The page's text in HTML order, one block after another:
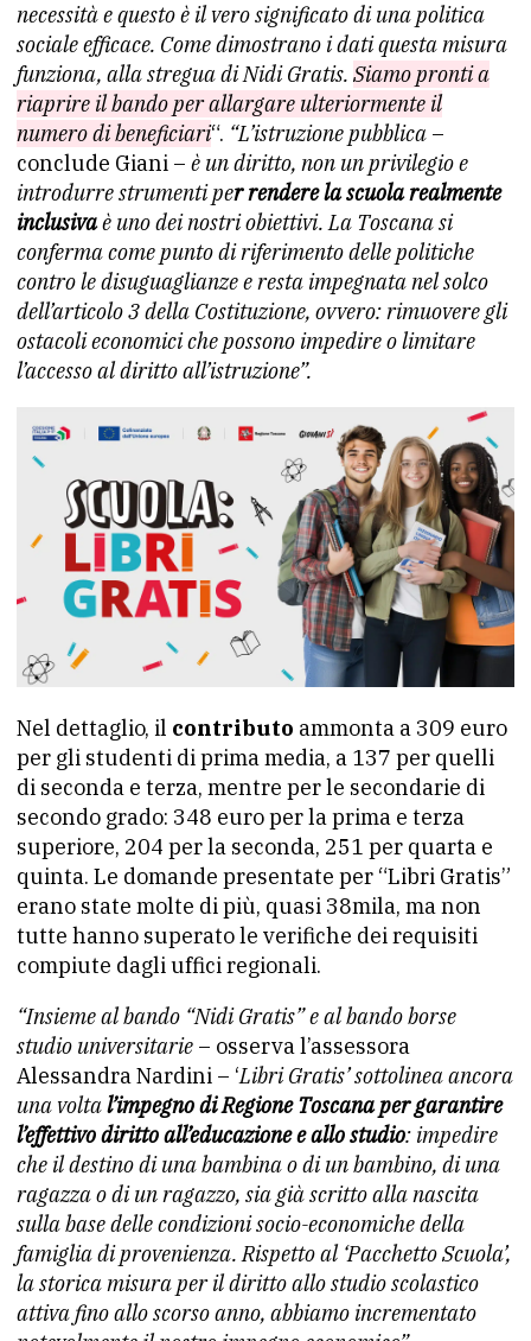
necessità e questo è il vero significato di una politica
sociale efficace. Come dimostrano i dati questa misura
funziona, alla stregua di Nidi Gratis. Siamo pronti a
riaprire il bando per allargare ulteriormente il
numero di beneficiari“. “L’istruzione pubblica –
conclude Giani – è un diritto, non un privilegio e
introdurre strumenti per rendere la scuola realmente
inclusivaè uno dei nostri obiettivi. La Toscana si
conferma come punto di riferimento delle politiche
contro le disuguaglianze e resta impegnata nel solco
dell’articolo 3 della Costituzione, ovvero: rimuovere gli
ostacoli economici che possono impedire o limitare
l’accesso al diritto all’istruzione”.
Nel dettaglio, il contributo ammonta a 309 euro
per gli studenti di prima media, a 137 per quelli
di seconda e terza, mentre per le secondarie di
secondo grado: 348 euro per la prima e terza
superiore, 204 per la seconda, 251 per quarta e
quinta. Le domande presentate per “Libri Gratis”
erano state molte di più, quasi 38mila, ma non
tutte hanno superato le verifiche dei requisiti
compiute dagli uffici regionali.
“Insieme al bando “Nidi Gratis” e al bando borse
studio universitarie – osserva l’assessora
Alessandra Nardini – ‘Libri Gratis’ sottolinea ancora
una voltal’impegno di Regione Toscana per garantire
l’effettivo diritto all’educazione e allo studio: impedire
che il destino di una bambina o di un bambino, di una
ragazza o di un ragazzo, sia già scritto alla nascita
sulla base delle condizioni socio-economiche della
famiglia di provenienza. Rispetto al ‘Pacchetto Scuola’,
la storica misura per il diritto allo studio scolastico
attiva fino allo scorso anno, abbiamo incrementato